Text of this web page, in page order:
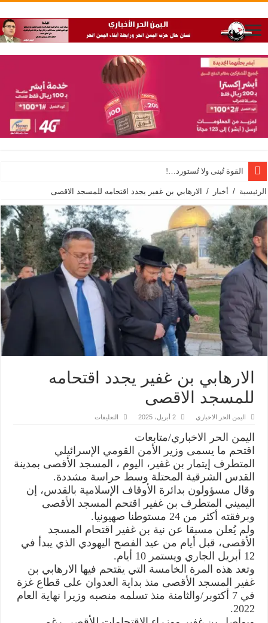
القوة تُبنى ولا تُستورد…!
الرئيسية / أخبار / الارهابي بن غفير يجدد اقتحامه للمسجد الاقصى
الارهابي بن غفير يجدد اقتحامه
للمسجد الاقصى
اليمن الحر الاخباري 2 أبريل، 2025 التعليقات
يجدد
اقتحامه
للمسجد
الاقصى
مغلقة
اليمن الحر الاخباري/متابعات
اقتحم ما يسمى وزير الأمن القومي الإسرائيلي
المتطرف إيتمار بن غفير، اليوم ، المسجد الأقصى بمدينة
القدس الشرقية المحتلة وسط حراسة مشددة.
وقال مسؤولون بدائرة الأوقاف الإسلامية بالقدس، إن
اليميني المتطرف بن غفير اقتحم المسجد الأقصى
وبرفقته أكثر من 24 مستوطنا صهيونيا.
ولم يُعلن مسبقا عن نية بن غفير اقتحام المسجد
الأقصى، قبل أيام من عيد الفصح اليهودي الذي يبدأ في
12 أبريل الجاري ويستمر 10 أيام.
وتعد هذه المرة الخامسة التي يقتحم فيها الارهابي بن
غفير المسجد الأقصى منذ بداية العدوان على قطاع غزة
في 7 أكتوبر/والثامنة منذ تسلمه منصبه وزيرا نهاية العام
2022.